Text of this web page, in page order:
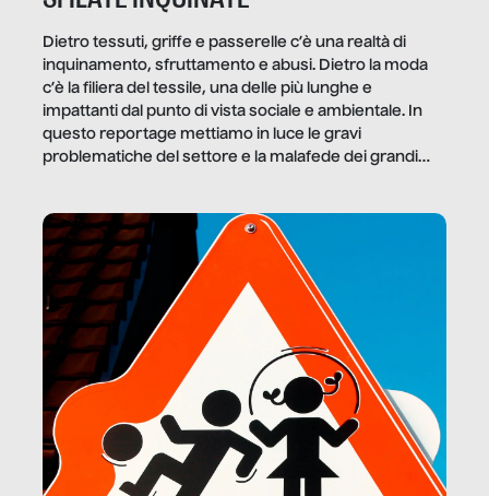
Dietro tessuti, griffe e passerelle c’è una realtà di
inquinamento, sfruttamento e abusi. Dietro la moda
c’è la filiera del tessile, una delle più lunghe e
impattanti dal punto di vista sociale e ambientale. In
questo reportage mettiamo in luce le gravi
problematiche del settore e la malafede dei grandi